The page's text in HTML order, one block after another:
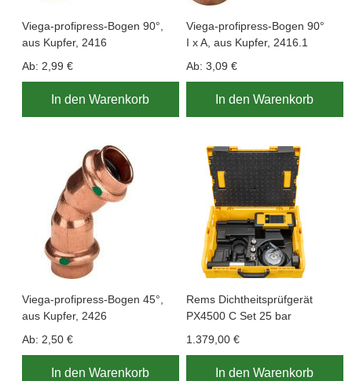
Viega-profipress-Bogen 90°,
aus Kupfer, 2416
Ab: 2,99 €
In den Warenkorb
Viega-profipress-Bogen 90°
I x A, aus Kupfer, 2416.1
Ab: 3,09 €
In den Warenkorb
Viega-profipress-Bogen 45°,
aus Kupfer, 2426
Ab: 2,50 €
In den Warenkorb
Rems Dichtheitsprüfgerät
PX4500 C Set 25 bar
1.379,00 €
In den Warenkorb